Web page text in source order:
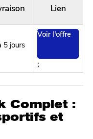
Lien
5 jours
Voir l'offre
;
Complet :
et